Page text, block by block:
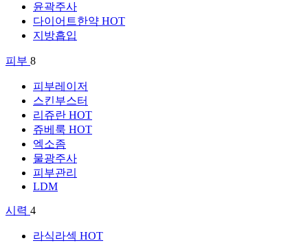
윤곽주사
다이어트한약 HOT
지방흡입
피부 8
피부레이저
스킨부스터
리쥬란 HOT
쥬베룩 HOT
엑소좀
물광주사
피부관리
LDM
시력 4
라식라섹 HOT